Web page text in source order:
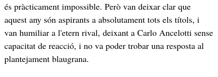
és pràcticament impossible. Però van deixar clar que
aquest any són aspirants a absolutament tots els títols, i
van humiliar a l'etern rival, deixant a Carlo Ancelotti sense
capacitat de reacció, i no va poder trobar una resposta al
plantejament blaugrana.